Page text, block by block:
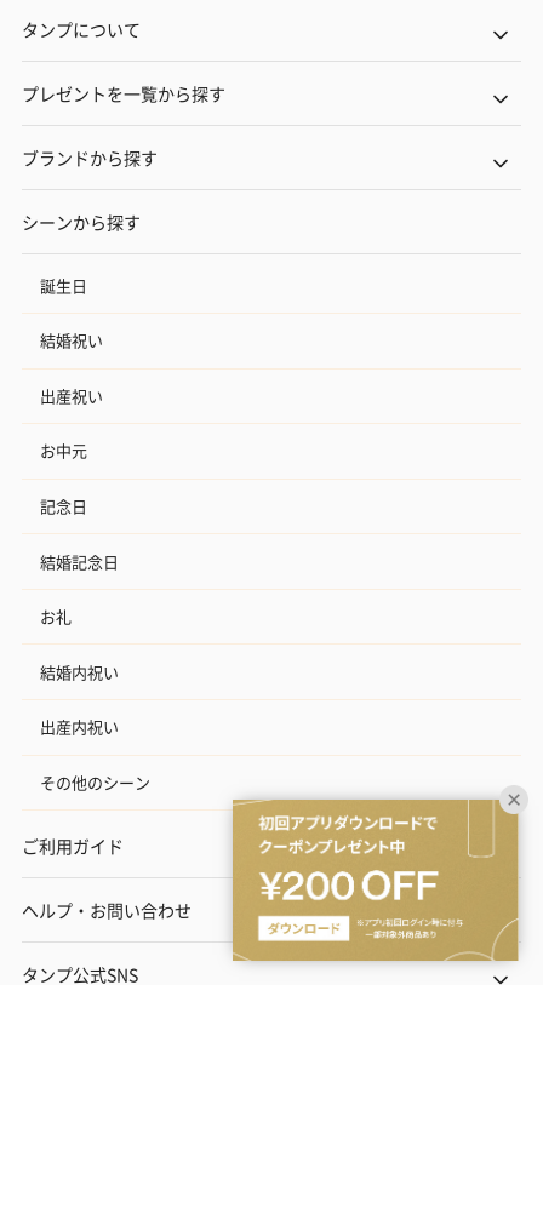
タンプについて
プレゼントを一覧から探す
ブランドから探す
シーンから探す
誕生日
結婚祝い
出産祝い
お中元
記念日
結婚記念日
お礼
結婚内祝い
出産内祝い
その他のシーン
ご利用ガイド
ヘルプ・お問い合わせ
タンプ公式SNS